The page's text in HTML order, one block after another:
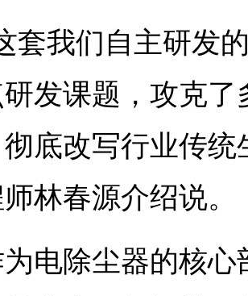
套我们自主研发
发课题，攻克
底改写行业传统
林春源介绍说。
电除尘器的核